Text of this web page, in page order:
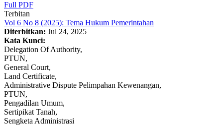
Full PDF
Terbitan
Vol 6 No 8 (2025): Tema Hukum Pemerintahan
Diterbitkan: Jul 24, 2025
Kata Kunci:
Delegation Of Authority,
PTUN,
General Court,
Land Certificate,
Administrative Dispute Pelimpahan Kewenangan,
PTUN,
Pengadilan Umum,
Sertipikat Tanah,
Sengketa Administrasi